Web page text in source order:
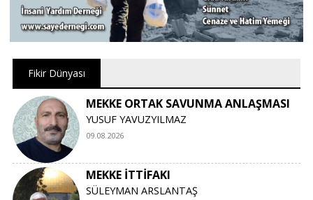
Fikir Dünyası
MEKKE ORTAK SAVUNMA ANLAŞMASI
YUSUF YAVUZYILMAZ
09.08.2026
MEKKE İTTİFAKI
SÜLEYMAN ARSLANTAŞ